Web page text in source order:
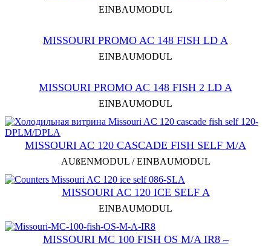
EINBAUMODUL
MISSOURI PROMO AC 148 FISH LD A
EINBAUMODUL
MISSOURI PROMO AC 148 FISH 2 LD A
EINBAUMODUL
MISSOURI AC 120 CASCADE FISH SELF M/A
AUßENMODUL / EINBAUMODUL
MISSOURI AC 120 ICE SELF A
EINBAUMODUL
MISSOURI MC 100 FISH OS M/A IR8 –